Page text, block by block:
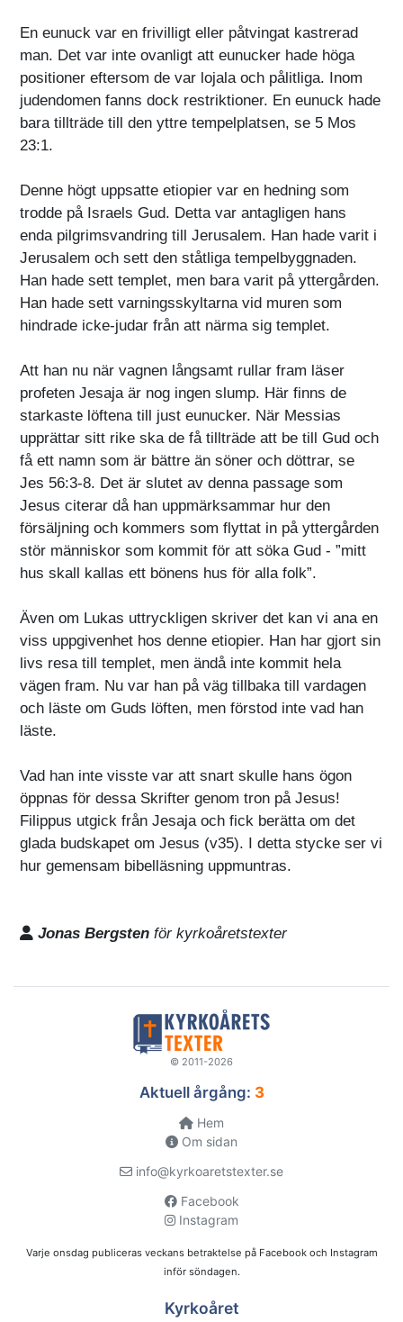
En eunuck var en frivilligt eller påtvingat kastrerad
man. Det var inte ovanligt att eunucker hade höga
positioner eftersom de var lojala och pålitliga. Inom
judendomen fanns dock restriktioner. En eunuck hade
bara tillträde till den yttre tempelplatsen, se 5 Mos
23:1.
Denne högt uppsatte etiopier var en hedning som
trodde på Israels Gud. Detta var antagligen hans
enda pilgrimsvandring till Jerusalem. Han hade varit i
Jerusalem och sett den ståtliga tempelbyggnaden.
Han hade sett templet, men bara varit på yttergården.
Han hade sett varningsskyltarna vid muren som
hindrade icke-judar från att närma sig templet.
Att han nu när vagnen långsamt rullar fram läser
profeten Jesaja är nog ingen slump. Här finns de
starkaste löftena till just eunucker. När Messias
upprättar sitt rike ska de få tillträde att be till Gud och
få ett namn som är bättre än söner och döttrar, se
Jes 56:3-8. Det är slutet av denna passage som
Jesus citerar då han uppmärksammar hur den
försäljning och kommers som flyttat in på yttergården
stör människor som kommit för att söka Gud - ”mitt
hus skall kallas ett bönens hus för alla folk”.
Även om Lukas uttryckligen skriver det kan vi ana en
viss uppgivenhet hos denne etiopier. Han har gjort sin
livs resa till templet, men ändå inte kommit hela
vägen fram. Nu var han på väg tillbaka till vardagen
och läste om Guds löften, men förstod inte vad han
läste.
Vad han inte visste var att snart skulle hans ögon
öppnas för dessa Skrifter genom tron på Jesus!
Filippus utgick från Jesaja och fick berätta om det
glada budskapet om Jesus (v35). I detta stycke ser vi
hur gemensam bibelläsning uppmuntras.
Jonas Bergsten för kyrkoåretstexter
© 2011-2026
Aktuell årgång: 3
Hem
Om sidan
info@kyrkoaretstexter.se
Facebook
Instagram
Varje onsdag publiceras veckans betraktelse på Facebook och Instagram
inför söndagen.
Kyrkoåret